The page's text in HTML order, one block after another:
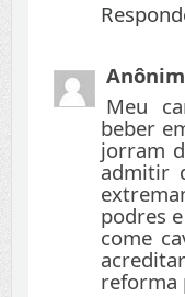
Meu
beber
jorram
admitir
podres
come
reforma